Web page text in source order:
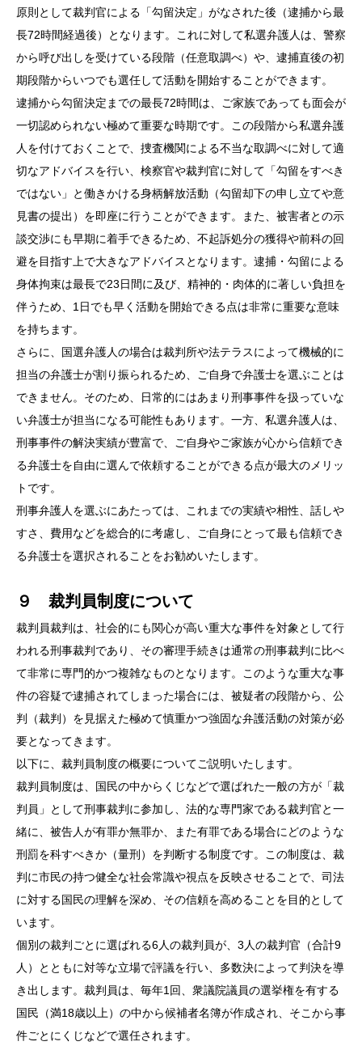
原則として裁判官による「勾留決定」がなされた後（逮捕から最
長72時間経過後）となります。これに対して私選弁護人は、警察
から呼び出しを受けている段階（任意取調べ）や、逮捕直後の初
期段階からいつでも選任して活動を開始することができます。
逮捕から勾留決定までの最長72時間は、ご家族であっても面会が
一切認められない極めて重要な時期です。この段階から私選弁護
人を付けておくことで、捜査機関による不当な取調べに対して適
切なアドバイスを行い、検察官や裁判官に対して「勾留をすべき
ではない」と働きかける身柄解放活動（勾留却下の申し立てや意
見書の提出）を即座に行うことができます。また、被害者との示
談交渉にも早期に着手できるため、不起訴処分の獲得や前科の回
避を目指す上で大きなアドバイスとなります。逮捕・勾留による
身体拘束は最長で23日間に及び、精神的・肉体的に著しい負担を
伴うため、1日でも早く活動を開始できる点は非常に重要な意味
を持ちます。
さらに、国選弁護人の場合は裁判所や法テラスによって機械的に
担当の弁護士が割り振られるため、ご自身で弁護士を選ぶことは
できません。そのため、日常的にはあまり刑事事件を扱っていな
い弁護士が担当になる可能性もあります。一方、私選弁護人は、
刑事事件の解決実績が豊富で、ご自身やご家族が心から信頼でき
る弁護士を自由に選んで依頼することができる点が最大のメリッ
トです。
刑事弁護人を選ぶにあたっては、これまでの実績や相性、話しや
すさ、費用などを総合的に考慮し、ご自身にとって最も信頼でき
る弁護士を選択されることをお勧めいたします。
９ 裁判員制度について
裁判員裁判は、社会的にも関心が高い重大な事件を対象として行
われる刑事裁判であり、その審理手続きは通常の刑事裁判に比べ
て非常に専門的かつ複雑なものとなります。このような重大な事
件の容疑で逮捕されてしまった場合には、被疑者の段階から、公
判（裁判）を見据えた極めて慎重かつ強固な弁護活動の対策が必
要となってきます。
以下に、裁判員制度の概要についてご説明いたします。
裁判員制度は、国民の中からくじなどで選ばれた一般の方が「裁
判員」として刑事裁判に参加し、法的な専門家である裁判官と一
緒に、被告人が有罪か無罪か、また有罪である場合にどのような
刑罰を科すべきか（量刑）を判断する制度です。この制度は、裁
判に市民の持つ健全な社会常識や視点を反映させることで、司法
に対する国民の理解を深め、その信頼を高めることを目的として
います。
個別の裁判ごとに選ばれる6人の裁判員が、3人の裁判官（合計9
人）とともに対等な立場で評議を行い、多数決によって判決を導
き出します。裁判員は、毎年1回、衆議院議員の選挙権を有する
国民（満18歳以上）の中から候補者名簿が作成され、そこから事
件ごとにくじなどで選任されます。